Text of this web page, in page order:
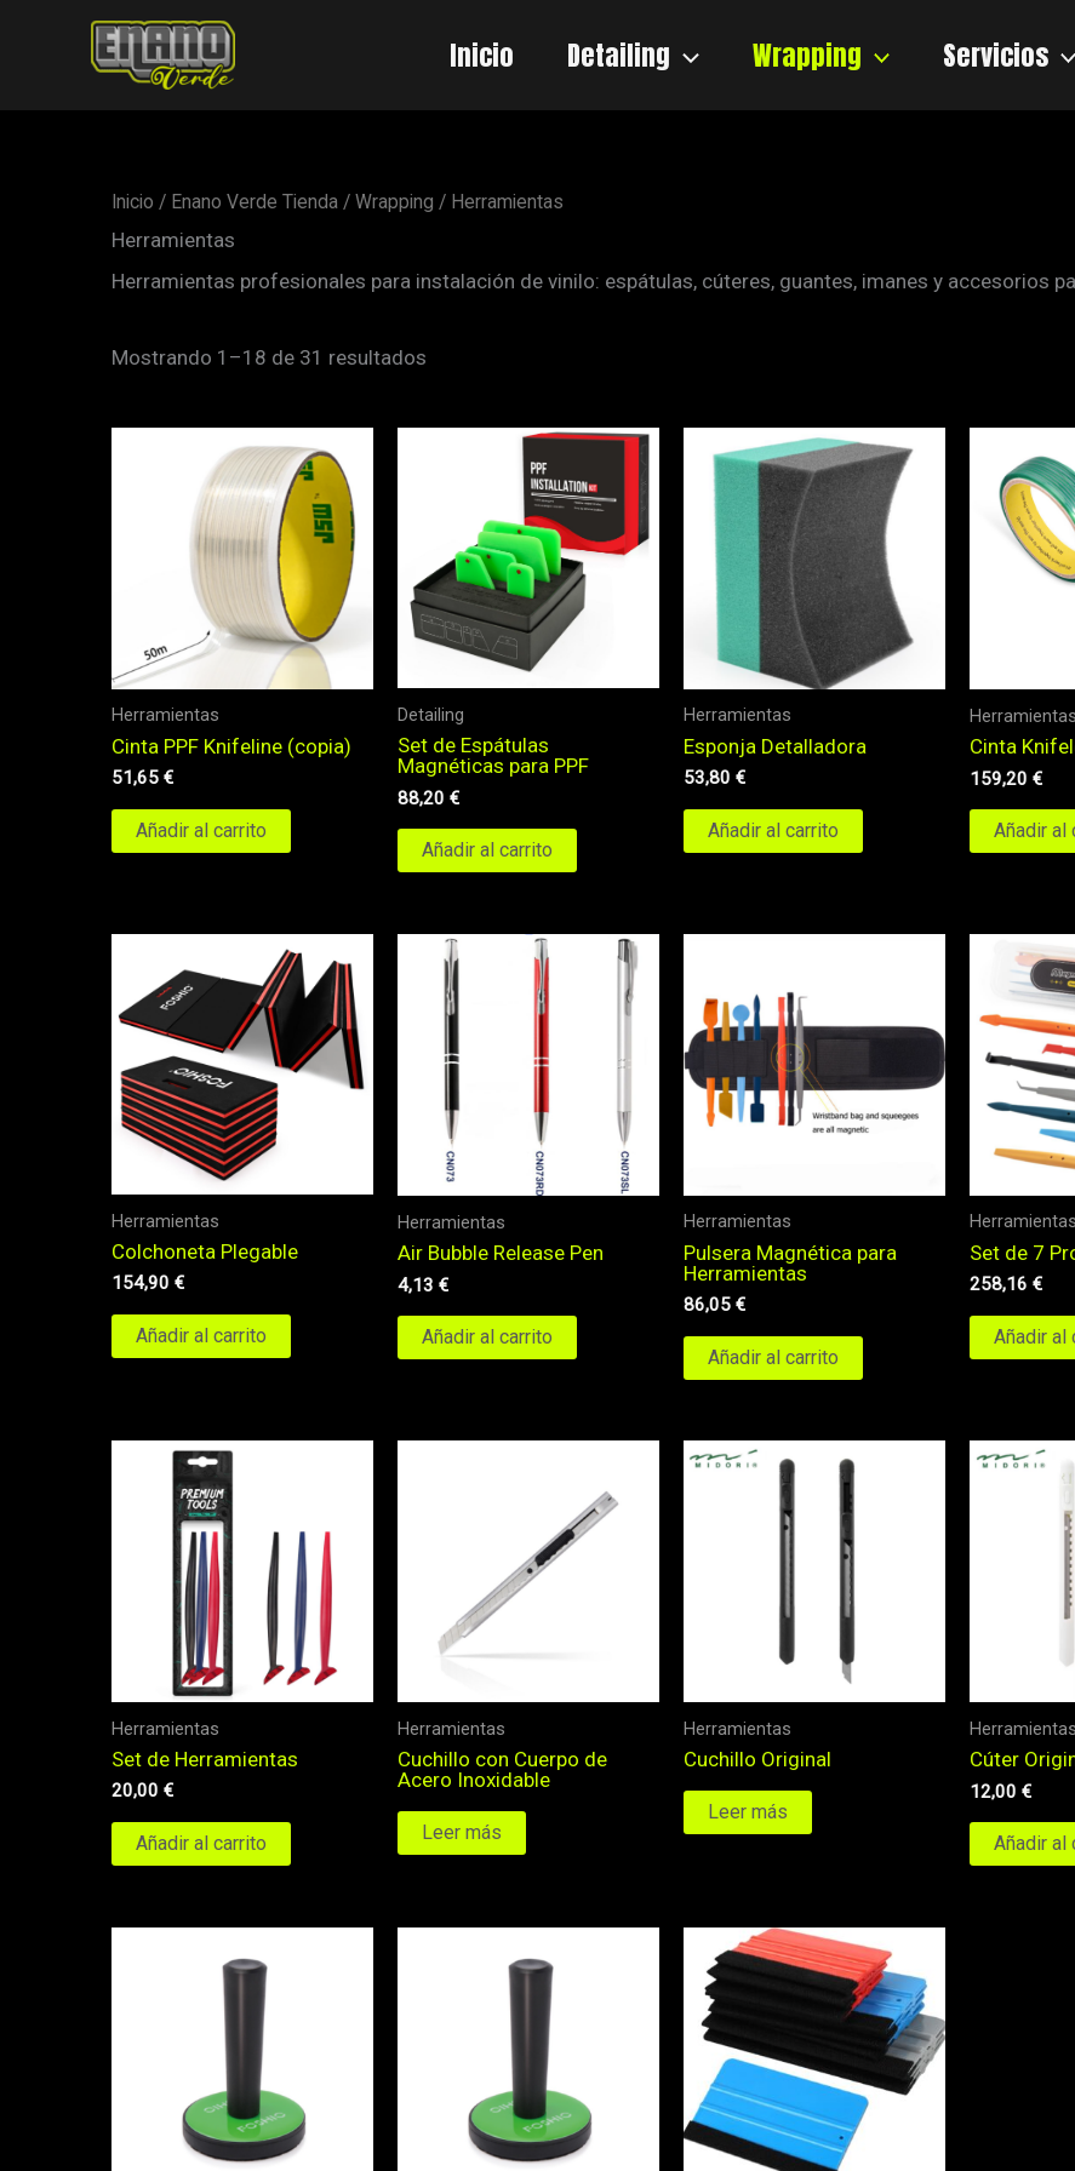
Inicio Detailing Wrapping Servicios
Inicio / Enano Verde Tienda / Wrapping / Herramientas
Herramientas
Herramientas profesionales para instalación de vinilo: espátulas, cúteres, guantes, imanes y accesorios
Mostrando 1–18 de 31 resultados
popularidad
Herramientas
Cinta PPF Knifeline (copia)
51,65 €
Añadir al carrito
Detailing
Set de Espátulas
Magnéticas para PPF
88,20 €
Añadir al carrito
Herramientas
Esponja Detalladora
53,80 €
Añadir al carrito
Herramientas
Cinta
159,20 €
Añadir al
Herramientas
Colchoneta Plegable
154,90 €
Añadir al carrito
Herramientas
Air Bubble Release Pen
4,13 €
Añadir al carrito
Herramientas
Pulsera Magnética para
Herramientas
86,05 €
Añadir al carrito
Herramientas
Set de 7
258,16 €
Añadir al
Herramientas
Set de Herramientas
20,00 €
Añadir al carrito
Herramientas
Cuchillo con Cuerpo de
Acero Inoxidable
Leer más
Herramientas
Cuchillo Original
Leer más
Herramientas
Cúter
12,00 €
Añadir al